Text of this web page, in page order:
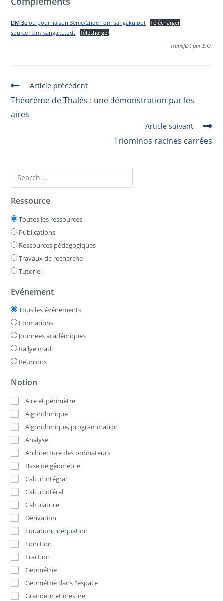
DM 3e ou pour liaison 3ème/2nde : dm_sangaku.pdf Télécharger
source : dm_sangaku.odt Télécharger
Transfert par E.O.
Article précédent
Théorème de Thalès : une démonstration par les
aires
Article suivant
Triominos racines carrées
Ressource
Toutes les ressources
Publications
Ressources pédagogiques
Travaux de recherche
Tutoriel
Evénement
Tous les événements
Formations
Journées académiques
Rallye math
Réunions
Notion
Aire et périmètre
Algorithmique
Algorithmique, programmation
Analyse
Architecture des ordinateurs
Base de géométrie
Calcul intégral
Calcul littéral
Calculatrice
Dérivation
Equation, inéquation
Fonction
Fraction
Géométrie
Géométrie dans l'espace
Grandeur et mesure